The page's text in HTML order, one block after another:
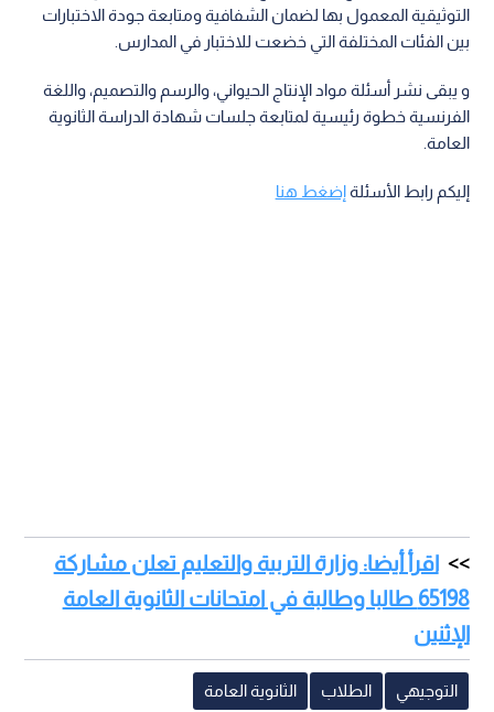
التوثيقية المعمول بها لضمان الشفافية ومتابعة جودة الاختبارات
بين الفئات المختلفة التي خضعت للاختبار في المدارس.
و يبقى نشر أسئلة مواد الإنتاج الحيواني، والرسم والتصميم، واللغة
الفرنسية خطوة رئيسية لمتابعة جلسات شهادة الدراسة الثانوية
العامة.
إليكم رابط الأسئلةإضغط هنا
اقرأ أيضا: وزارة التربية والتعليم تعلن مشاركة
65198 طالبا وطالبة في امتحانات الثانوية العامة
الإثنين
التوجيهي الطلاب الثانوية العامة